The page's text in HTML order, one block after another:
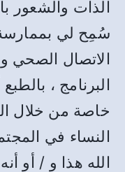
الذات والشعور
سُمِح لي بممارسة
الاتصال الصحي
البرنامج ،
خاصة من خلال
النساء في
الله هذا و / أو